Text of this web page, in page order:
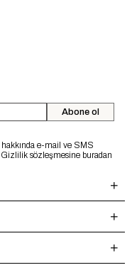
Abone ol
e-mail ve SMS
sözleşmesine buradan